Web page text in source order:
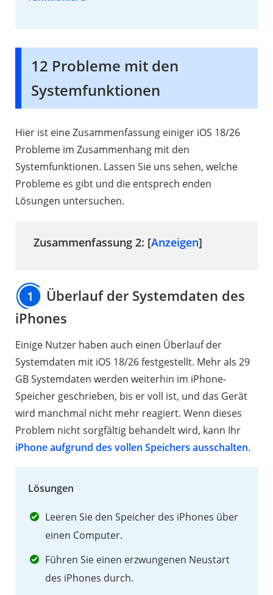
12 Probleme mit den
Systemfunktionen
Hier ist eine Zusammenfassung einiger iOS 18/26
Probleme im Zusammenhang mit den
Systemfunktionen. Lassen Sie uns sehen, welche
Probleme es gibt und die entsprech enden
Lösungen untersuchen.
Zusammenfassung 2: [Anzeigen]
der
Systemdaten
iPhones
2.2
Drehung
der
Dynamic
Das
WLAN
funktioniert
nicht
2.4
1
Überlauf der Systemdaten des
iPhones
Einige Nutzer haben auch einen Überlauf der
Systemdaten mit iOS 18/26 festgestellt. Mehr als 29
GB Systemdaten werden weiterhin im iPhone-
Speicher geschrieben, bis er voll ist, und das Gerät
wird manchmal nicht mehr reagiert. Wenn dieses
Problem nicht sorgfältig behandelt wird, kann Ihr
iPhone aufgrund des vollen Speichers ausschalten.
Lösungen
Leeren Sie den Speicher des iPhones über
einen Computer.
Führen Sie einen erzwungenen Neustart
des iPhones durch.